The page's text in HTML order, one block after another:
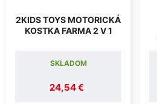
2KIDS TOYS MOTORICKÁ
KOSTKA FARMA 2 V 1
24,54 €
SKLADOM